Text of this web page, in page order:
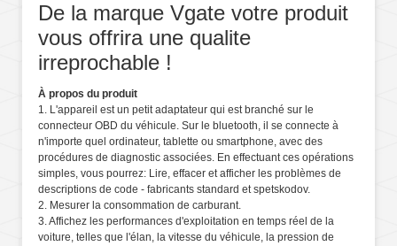
De la marque Vgate votre produit
vous offrira une qualite
irreprochable !
À propos du produit
1. L'appareil est un petit adaptateur qui est branché sur le
connecteur OBD du véhicule. Sur le bluetooth, il se connecte à
n'importe quel ordinateur, tablette ou smartphone, avec des
procédures de diagnostic associées. En effectuant ces opérations
simples, vous pourrez: Lire, effacer et afficher les problèmes de
descriptions de code - fabricants standard et spetskodov.
2. Mesurer la consommation de carburant.
3. Affichez les performances d'exploitation en temps réel de la
voiture, telles que l'élan, la vitesse du véhicule, la pression de